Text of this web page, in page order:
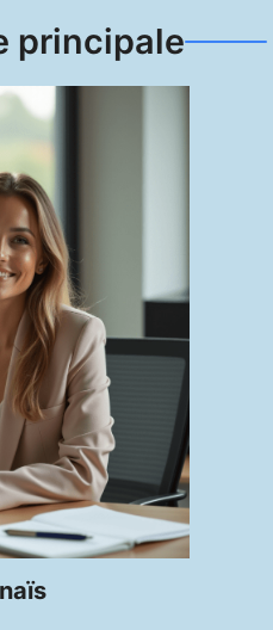
principale